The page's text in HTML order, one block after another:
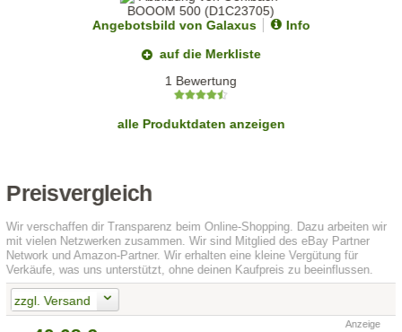
Angebotsbild von Galaxus
Info
auf die Merkliste
1 Bewertung
alle Produktdaten anzeigen
Preisvergleich
Wir verschaffen dir Transparenz beim Online-Shopping. Dazu arbeiten wir
mit vielen Netzwerken zusammen. Wir sind Mitglied des eBay Partner
Network und Amazon-Partner. Wir erhalten eine kleine Vergütung für
Verkäufe, was uns unterstützt, ohne deinen Kaufpreis zu beeinflussen.
zzgl. Versand